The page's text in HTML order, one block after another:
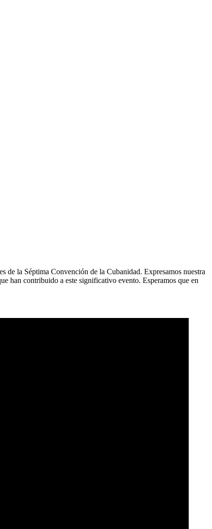
de la Séptima Convención de la Cubanidad. Expresamos nuestra
han contribuido a este significativo evento. Esperamos que en